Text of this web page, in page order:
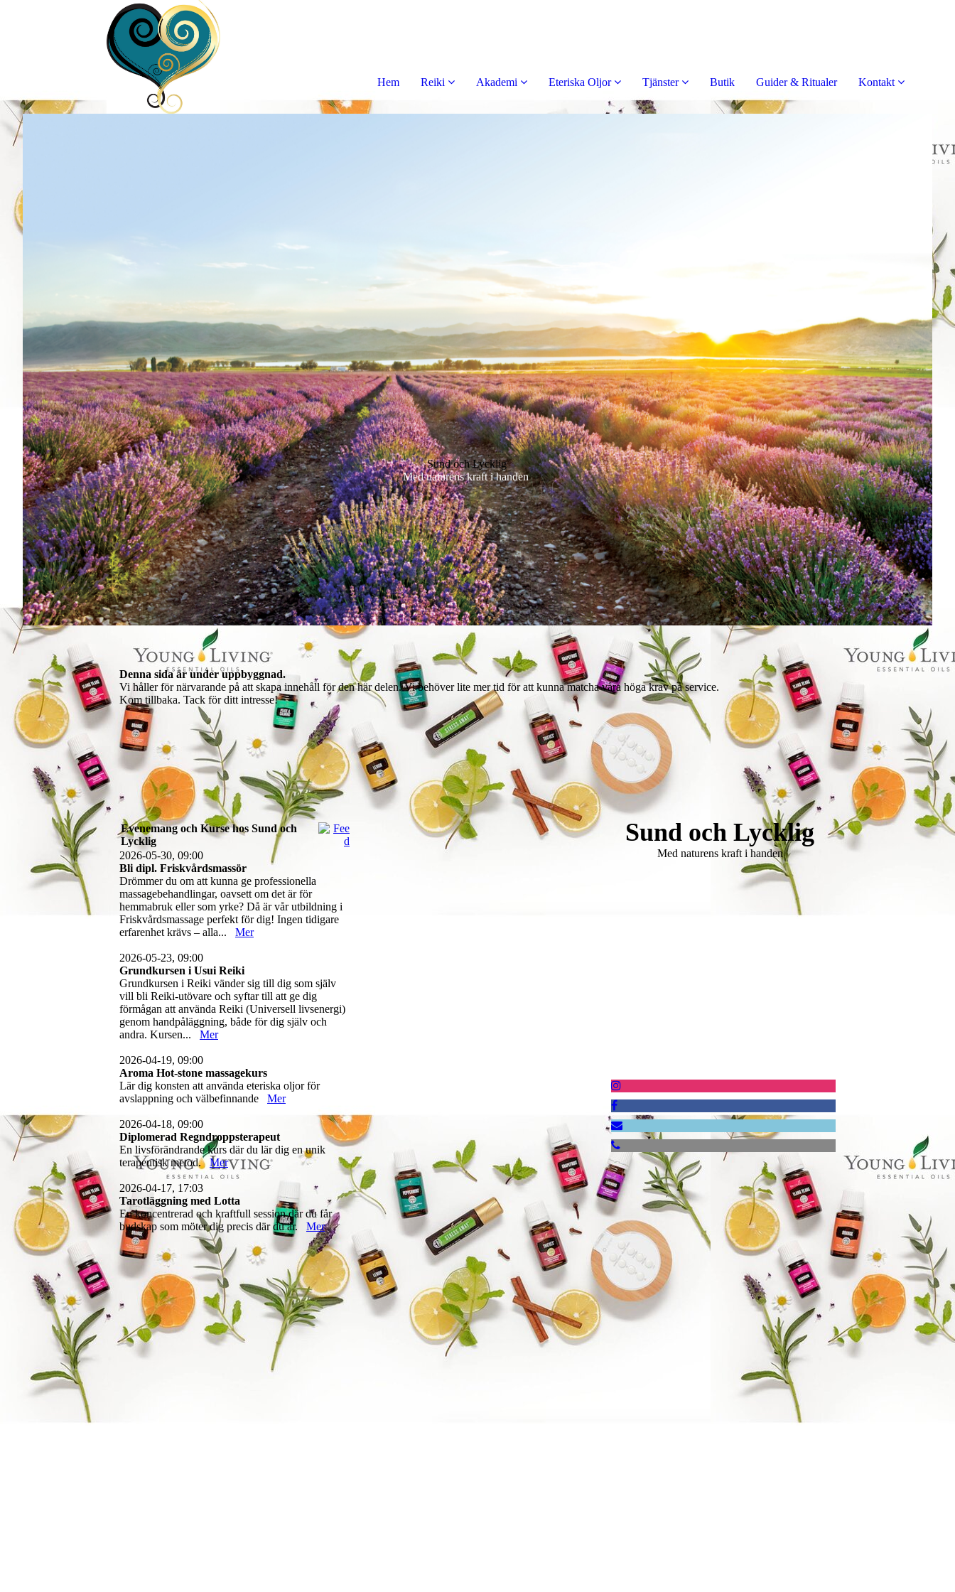
Hem Reiki Akademi Eteriska Oljor Tjänster Butik Guider & Ritualer Kontakt
Sund och Lycklig
Med naturens kraft i handen
Denna sida är under uppbyggnad.
Vi håller för närvarande på att skapa innehåll för den här delen. Vi behöver lite mer tid för att kunna matcha våra höga krav på service.
Kom tillbaka. Tack för ditt intresse!
Evenemang och Kurse hos Sund och
Lycklig
2026-05-30, 09:00
Bli dipl. Friskvårdsmassör
Drömmer du om att kunna ge professionella
massagebehandlingar, oavsett om det är för
hemmabruk eller som yrke? Då är vår utbildning i
Friskvårdsmassage perfekt för dig! Ingen tidigare
erfarenhet krävs – alla... Mer
2026-05-23, 09:00
Grundkursen i Usui Reiki
Grundkursen i Reiki vänder sig till dig som själv
vill bli Reiki-utövare och syftar till att ge dig
förmågan att använda Reiki (Universell livsenergi)
genom handpåläggning, både för dig själv och
andra. Kursen... Mer
2026-04-19, 09:00
Aroma Hot-stone massagekurs
Lär dig konsten att använda eteriska oljor för
avslappning och välbefinnande Mer
2026-04-18, 09:00
Diplomerad Regndroppsterapeut
En livsförändrande kurs där du lär dig en unik
terapeutisk metod. Mer
2026-04-17, 17:03
Tarotläggning med Lotta
En koncentrerad och kraftfull session där du får
budskap som möter dig precis där du är. Mer
Sund och Lycklig
Med naturens kraft i handen